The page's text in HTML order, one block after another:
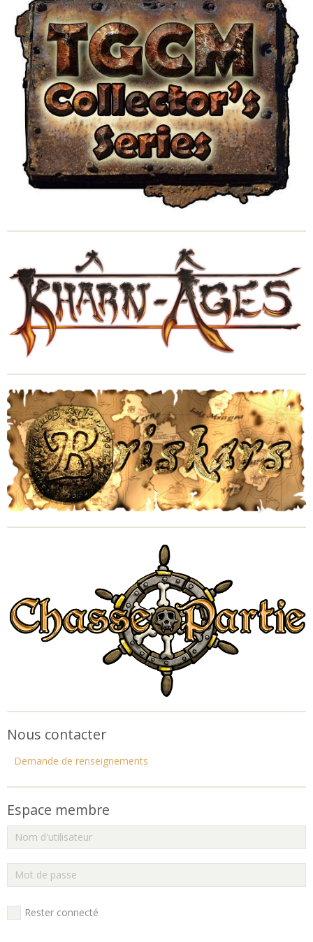
Nous contacter
Demande de renseignements
Espace membre
Rester connecté